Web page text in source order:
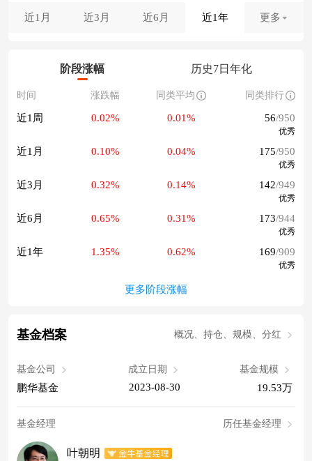
近1月 近3月 近6月 近1年 更多
阶段涨幅 历史7日年化
时间 涨跌幅 同类平均 同类排行
近1周 0.02% 0.01% 56/950
优秀
近1月 0.10% 0.04% 175/950
优秀
近3月 0.32% 0.14% 142/949
优秀
近6月 0.65% 0.31% 173/944
优秀
近1年 1.35% 0.62% 169/909
优秀
更多阶段涨幅
基金档案 概况、持仓、规模、分红
基金公司
鹏华基金
成立日期
2023-08-30
基金规模
19.53万
基金经理 历任基金经理
叶朝明